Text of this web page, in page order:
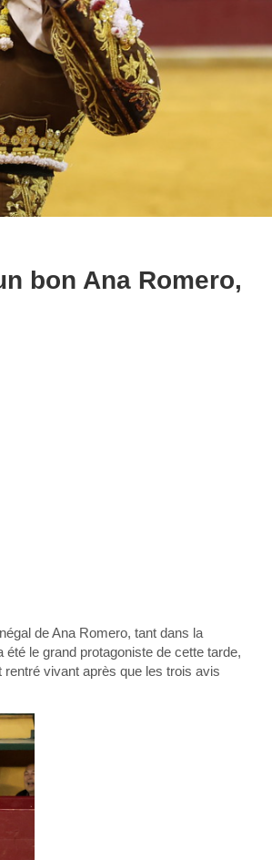
bon Ana Romero,
de Ana Romero, tant dans la
le grand protagoniste de cette tarde,
vivant après que les trois avis